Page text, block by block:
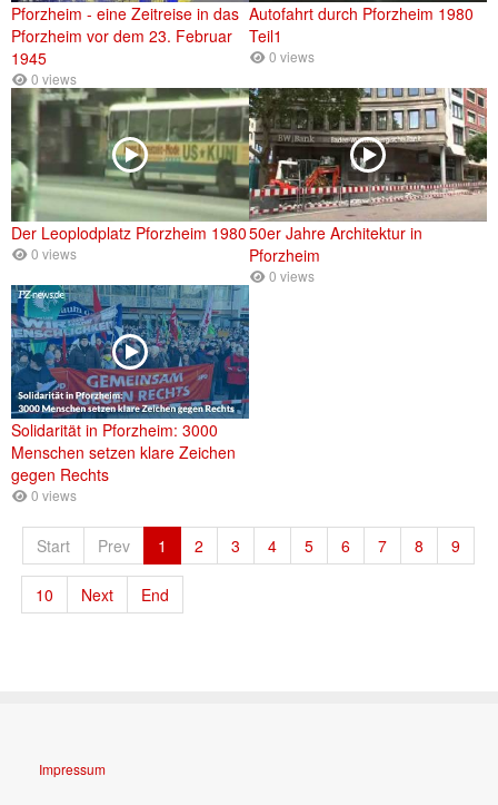
Pforzheim - eine Zeitreise in das
Pforzheim vor dem 23. Februar
1945
0 views
Autofahrt durch Pforzheim 1980
Teil1
0 views
Der Leoplodplatz Pforzheim 1980
0 views
50er Jahre Architektur in
Pforzheim
0 views
Solidarität in Pforzheim: 3000
Menschen setzen klare Zeichen
gegen Rechts
0 views
Start Prev 1 2 3 4 5 6 7 8 9
10 Next End
Impressum